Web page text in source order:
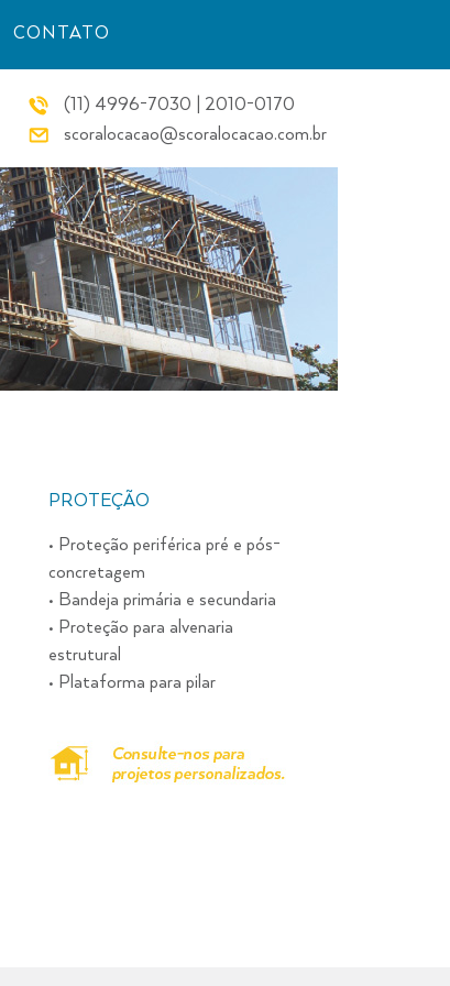
CONTATO
(11) 4996-7030 | 2010-0170
scoralocacao@scoralocacao.com.br
PROTEÇÃO
• Proteção periférica pré e pós-
concretagem
• Bandeja primária e secundaria
• Proteção para alvenaria
estrutural
• Plataforma para pilar